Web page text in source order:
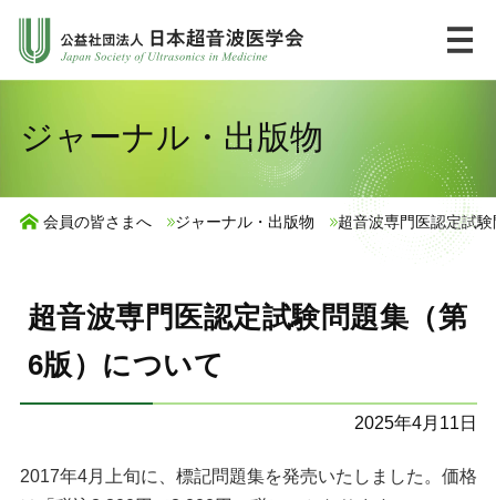
ス
学会について
ジャーナル・出版物
ジャーナル・出版物
会員の皆さまへ ジャーナル・出版物 超音波専門医認定試
超音波専門医認定試験問題集（第
6版）について
2025年4月11日
2017年4月上旬に、標記問題集を発売いたしました。価格